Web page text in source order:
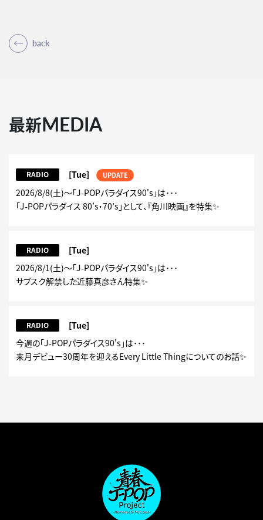
back
最新MEDIA
RADIO [Tue] UPDATE
2026/8/8(土)～「J-POPパラダイス90's」は･･･
「J-POPパラダイス 80’s・70’s」として、『角川映画』を特集✨
RADIO
[Tue]
2026/8/1(土)～「J-POPパラダイス90's」は･･･
サブスク解禁した近藤真彦さん特集✨
RADIO
[Tue]
今週の「J-POPパラダイス90's」は･･･
来月デビュー30周年を迎えるEvery Little Thingについてのお話✨